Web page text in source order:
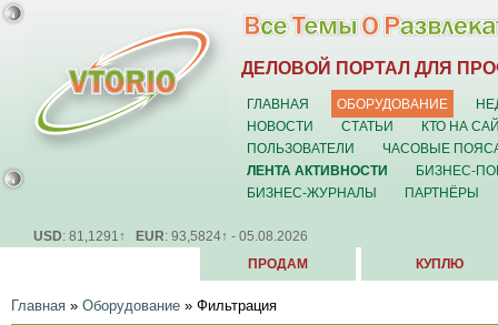
ДЕЛОВОЙ ПОРТАЛ ДЛЯ
ГЛАВНАЯ ОБОРУДОВАНИЕ
НОВОСТИ
СТАТЬИ
КТО НА
ПОЛЬЗОВАТЕЛИ
ЧАСОВЫЕ
ЛЕНТА АКТИВНОСТИ
БИЗНЕС-
БИЗНЕС-ЖУРНАЛЫ
ПАРТНЁРЫ
USD: 81,1291↑ EUR: 93,5824↑ - 05.08.2026
ПРОДАМ КУПЛЮ
Главная » Оборудование » Фильтрация